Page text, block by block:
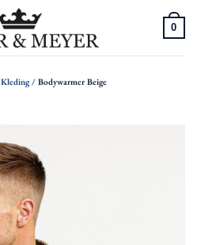
0
Kleding/ Bodywarmer Beige